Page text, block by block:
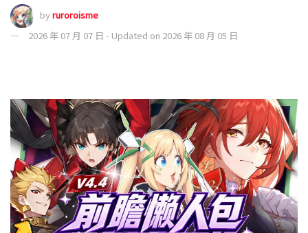
byruroroisme
2026 年 07 月 07 日 - Updated on 2026 年 08 月 05 日